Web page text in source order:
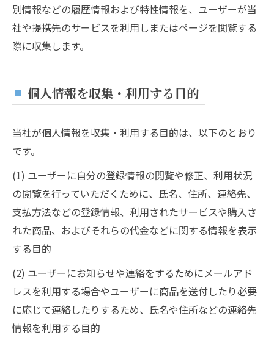
別情報などの履歴情報および特性情報を、ユーザーが当
社や提携先のサービスを利用しまたはページを閲覧する
際に収集します。
個人情報を収集・利用する目的
当社が個人情報を収集・利用する目的は、以下のとおり
です。
(1) ユーザーに自分の登録情報の閲覧や修正、利用状況
の閲覧を行っていただくために、氏名、住所、連絡先、
支払方法などの登録情報、利用されたサービスや購入さ
れた商品、およびそれらの代金などに関する情報を表示
する目的
(2) ユーザーにお知らせや連絡をするためにメールアド
レスを利用する場合やユーザーに商品を送付したり必要
に応じて連絡したりするため、氏名や住所などの連絡先
情報を利用する目的